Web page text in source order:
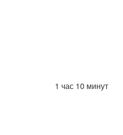
1 час 10 минут